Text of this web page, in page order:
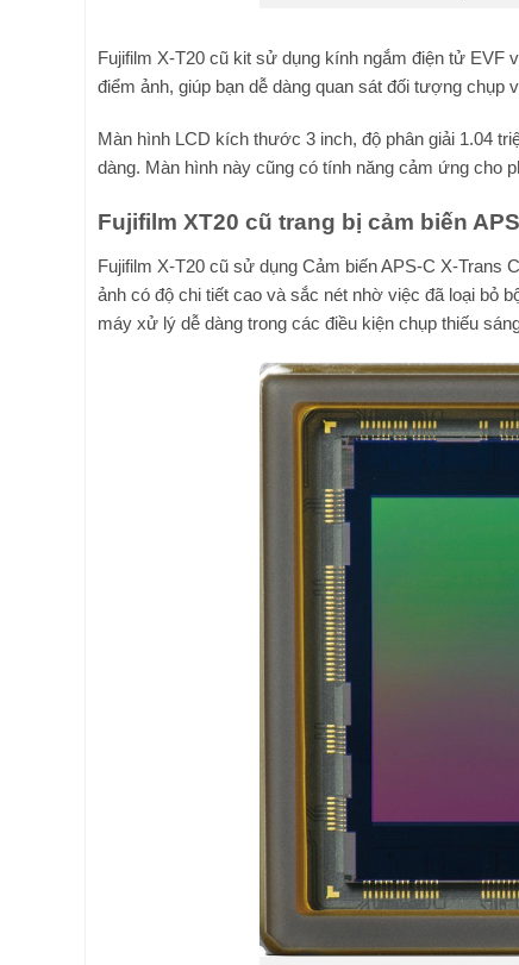
Fujifilm X-T20 cũ kit sử dụng kính ngắm điện tử EVF
điểm ảnh, giúp bạn dễ dàng quan sát đối tượng
Màn hình LCD kích thước 3 inch, độ phân giải 1.04
dàng. Màn hình này cũng có tính năng cảm ứng cho
Fujifilm XT20 cũ trang bị cảm biến
Fujifilm X-T20 cũ sử dụng Cảm biến APS-C X-Trans
ảnh có độ chi tiết cao và sắc nét nhờ việc đã loại bỏ
máy xử lý dễ dàng trong các điều kiện chụp thiếu